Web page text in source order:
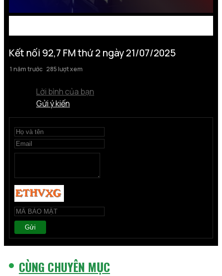
Kết nối 92,7 FM thứ 2 ngày 21/07/2025
1 năm trước 285 lượt xem
Lời bình của bạn
Gửi ý kiến
Gửi
CÙNG CHUYÊN MỤC